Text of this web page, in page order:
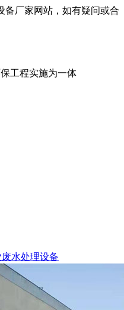
备厂家网站，如有疑问或合
工程实施为一体
废水处理设备